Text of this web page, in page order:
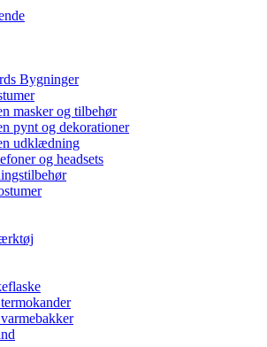
Bygninger
masker og tilbehør
pynt og dekorationer
udklædning
og headsets